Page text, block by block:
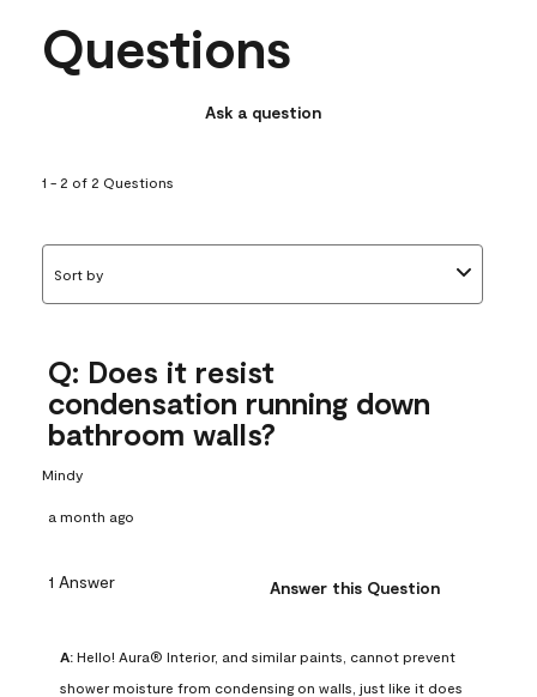
Questions
Ask a question
1 - 2 of 2 Questions
Sort by
Q: Does it resist
condensation running down
bathroom walls?
Mindy
a month ago
1 Answer Answer this Question
A: Hello! Aura® Interior, and similar paints, cannot prevent
shower moisture from condensing on walls, just like it does